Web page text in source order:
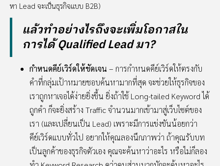
หา Lead จะเป็นธุรกิจแบบ B2B)
แล้วทำอย่างไรถึงจะเพิ่มโอกาสใน
การได้ Qualified Lead มา?
กำหนดคีย์เวิร์ดให้ชัดเจน – การกำหนดคีย์เวิร์ดให้ตรงกับ
คำที่กลุ่มเป้าหมายชอบค้นหามากที่สุด จะช่วยให้ธุรกิจของ
เราถูกหาเจอได้ง่ายยิ่งขึ้น ยิ่งถ้าใช้ Long-tailed Keyword ได้
ถูกคำ ก็จะยิ่งสร้าง Traffic จำนวนมากเข้ามาสู่เว็บไซต์ของ
เรา (และเปลี่ยนเป็น Lead) เพราะมีการแข่งขันน้อยกว่า
คีย์เวิร์ดแบบทั่วไป อยากให้คุณลองนึกภาพว่า ถ้าคุณรับบท
เป็นลูกค้าของธุรกิจตัวเอง คุณจะค้นหาว่าอะไร หรือไม่ก็ลอง